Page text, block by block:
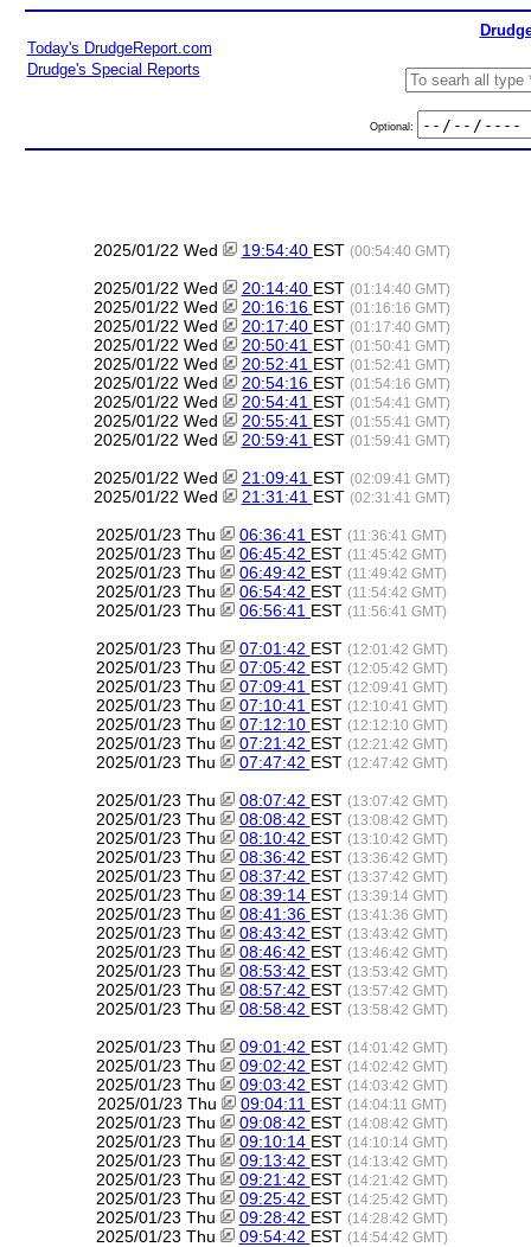
Today's DrudgeReport.com
Drudge's Special Reports
Optional:
2025/01/22 Wed 19:54:40 EST (00:54:40 GMT)
2025/01/22 Wed 20:14:40 EST (01:14:40 GMT)
2025/01/22 Wed 20:16:16 EST (01:16:16 GMT)
2025/01/22 Wed 20:17:40 EST (01:17:40 GMT)
2025/01/22 Wed 20:50:41 EST (01:50:41 GMT)
2025/01/22 Wed 20:52:41 EST (01:52:41 GMT)
2025/01/22 Wed 20:54:16 EST (01:54:16 GMT)
2025/01/22 Wed 20:54:41 EST (01:54:41 GMT)
2025/01/22 Wed 20:55:41 EST (01:55:41 GMT)
2025/01/22 Wed 20:59:41 EST (01:59:41 GMT)
2025/01/22 Wed 21:09:41 EST (02:09:41 GMT)
2025/01/22 Wed 21:31:41 EST (02:31:41 GMT)
2025/01/23 Thu 06:36:41 EST (11:36:41 GMT)
2025/01/23 Thu 06:45:42 EST (11:45:42 GMT)
2025/01/23 Thu 06:49:42 EST (11:49:42 GMT)
2025/01/23 Thu 06:54:42 EST (11:54:42 GMT)
2025/01/23 Thu 06:56:41 EST (11:56:41 GMT)
2025/01/23 Thu 07:01:42 EST (12:01:42 GMT)
2025/01/23 Thu 07:05:42 EST (12:05:42 GMT)
2025/01/23 Thu 07:09:41 EST (12:09:41 GMT)
2025/01/23 Thu 07:10:41 EST (12:10:41 GMT)
2025/01/23 Thu 07:12:10 EST (12:12:10 GMT)
2025/01/23 Thu 07:21:42 EST (12:21:42 GMT)
2025/01/23 Thu 07:47:42 EST (12:47:42 GMT)
2025/01/23 Thu 08:07:42 EST (13:07:42 GMT)
2025/01/23 Thu 08:08:42 EST (13:08:42 GMT)
2025/01/23 Thu 08:10:42 EST (13:10:42 GMT)
2025/01/23 Thu 08:36:42 EST (13:36:42 GMT)
2025/01/23 Thu 08:37:42 EST (13:37:42 GMT)
2025/01/23 Thu 08:39:14 EST (13:39:14 GMT)
2025/01/23 Thu 08:41:36 EST (13:41:36 GMT)
2025/01/23 Thu 08:43:42 EST (13:43:42 GMT)
2025/01/23 Thu 08:46:42 EST (13:46:42 GMT)
2025/01/23 Thu 08:53:42 EST (13:53:42 GMT)
2025/01/23 Thu 08:57:42 EST (13:57:42 GMT)
2025/01/23 Thu 08:58:42 EST (13:58:42 GMT)
2025/01/23 Thu 09:01:42 EST (14:01:42 GMT)
2025/01/23 Thu 09:02:42 EST (14:02:42 GMT)
2025/01/23 Thu 09:03:42 EST (14:03:42 GMT)
2025/01/23 Thu 09:04:11 EST (14:04:11 GMT)
2025/01/23 Thu 09:08:42 EST (14:08:42 GMT)
2025/01/23 Thu 09:10:14 EST (14:10:14 GMT)
2025/01/23 Thu 09:13:42 EST (14:13:42 GMT)
2025/01/23 Thu 09:21:42 EST (14:21:42 GMT)
2025/01/23 Thu 09:25:42 EST (14:25:42 GMT)
2025/01/23 Thu 09:28:42 EST (14:28:42 GMT)
2025/01/23 Thu 09:54:42 EST (14:54:42 GMT)